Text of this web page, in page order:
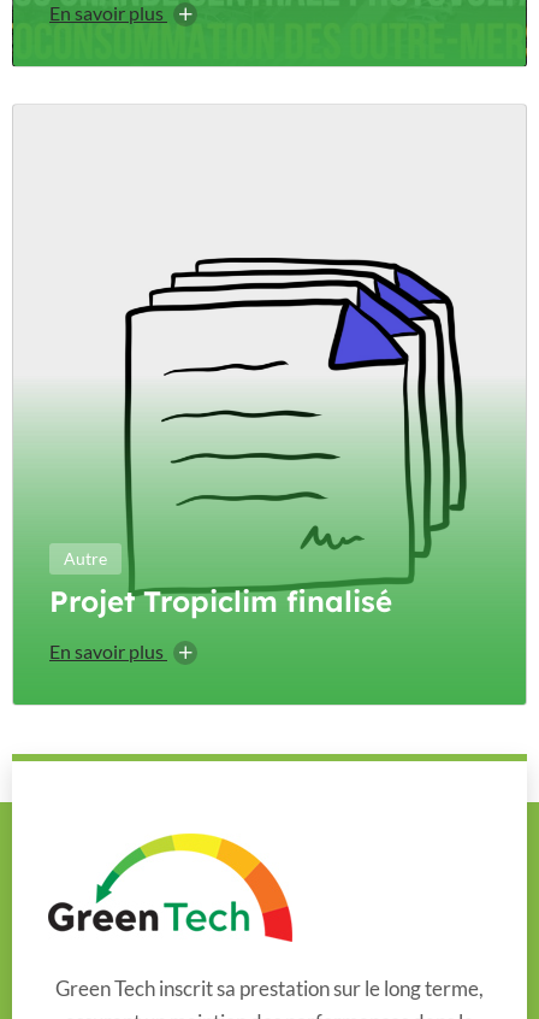
En savoir plus
Autre
Projet Tropiclim finalisé
En savoir plus
Green Tech inscrit sa prestation sur le long terme,